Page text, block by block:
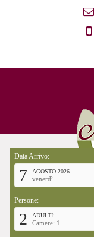
Data Arrivo:
7 AGOSTO 2026
venerdì
Persone:
2 ADULTI:
Camere: 1